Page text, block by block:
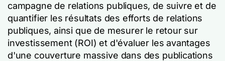
campagne de relations publiques, de suivre et de
quantifier les résultats des efforts de relations
publiques, ainsi que de mesurer le retour sur
investissement (ROI) et d'évaluer les avantages
d'une couverture massive dans des publications